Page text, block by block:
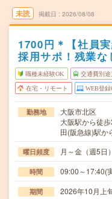
未読 掲載日 2026/08/08
1700円＊【社員
採用サポ！残業
職種未経験OK 交通費別途
在宅・リモート WEB登録
勤務地
大阪市北区
大阪駅から徒
田(阪急線)駅か
曜日頻度 月～金（週5
時間 09:00～17:40(
期間 2026年10月上